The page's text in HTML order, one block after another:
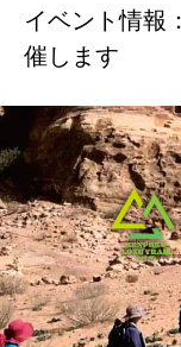
イベント情報
催します